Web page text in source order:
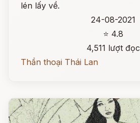
lén lấy về.
24-08-2021
⭐ 4.8
4,511 lượt đọc
Thần thoại Thái Lan